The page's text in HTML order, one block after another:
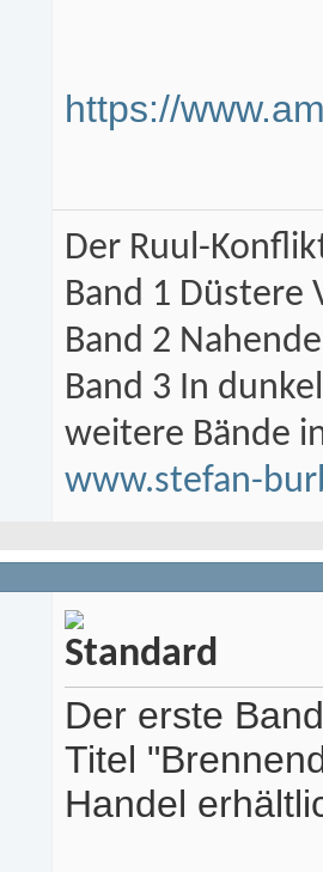
https://
Der Ruul-
Band 1 Düstere
Band 2
Band 3 In
weitere Bände
www.stefan-
Der erste
Titel
Handel